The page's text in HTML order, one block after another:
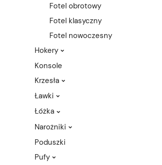
Fotel obrotowy
Fotel klasyczny
Fotel nowoczesny
Hokery
Konsole
Krzesła
Ławki
Łóżka
Narożniki
Poduszki
Pufy